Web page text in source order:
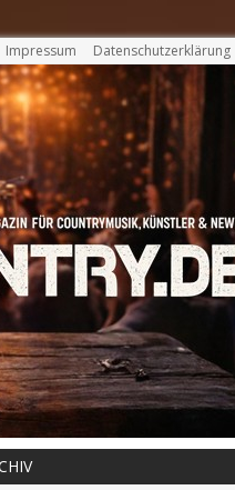
Impressum Datenschutzerklärung